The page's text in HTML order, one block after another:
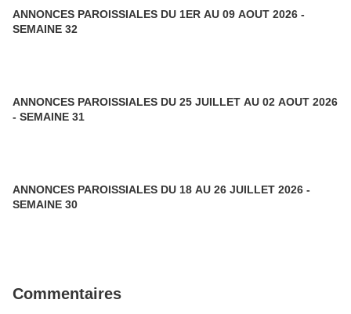
ANNONCES PAROISSIALES DU 1ER AU 09 AOUT 2026 -
SEMAINE 32
ANNONCES PAROISSIALES DU 25 JUILLET AU 02 AOUT 2026
- SEMAINE 31
ANNONCES PAROISSIALES DU 18 AU 26 JUILLET 2026 -
SEMAINE 30
Commentaires